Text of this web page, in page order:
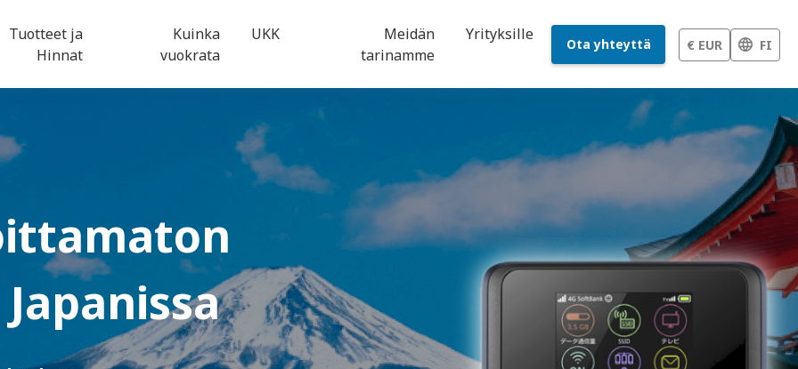
Tuotteet ja
Hinnat
Kuinka
vuokrata
UKK
Meidän
tarinamme
Yrityksille
Ota yhteyttä € EUR FI
Japanissa